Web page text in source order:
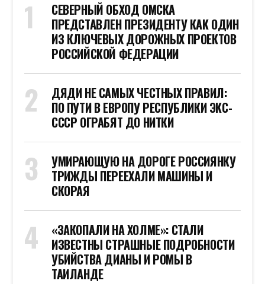
СЕВЕРНЫЙ ОБХОД ОМСКА
ПРЕДСТАВЛЕН ПРЕЗИДЕНТУ КАК ОДИН
ИЗ КЛЮЧЕВЫХ ДОРОЖНЫХ ПРОЕКТОВ
РОССИЙСКОЙ ФЕДЕРАЦИИ
ДЯДИ НЕ САМЫХ ЧЕСТНЫХ ПРАВИЛ:
ПО ПУТИ В ЕВРОПУ РЕСПУБЛИКИ ЭКС-
СССР ОГРАБЯТ ДО НИТКИ
УМИРАЮЩУЮ НА ДОРОГЕ РОССИЯНКУ
ТРИЖДЫ ПЕРЕЕХАЛИ МАШИНЫ И
СКОРАЯ
«ЗАКОПАЛИ НА ХОЛМЕ»: СТАЛИ
ИЗВЕСТНЫ СТРАШНЫЕ ПОДРОБНОСТИ
УБИЙСТВА ДИАНЫ И РОМЫ В
ТАИЛАНДЕ